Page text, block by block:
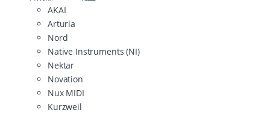
AKAI
Arturia
Nord
Native Instruments (NI)
Nektar
Novation
Nux MIDI
Kurzweil